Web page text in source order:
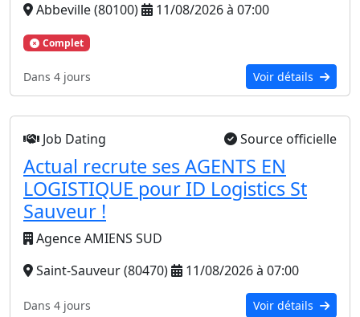
Abbeville (80100)
11/08/2026 à 07:00
Complet
Dans 4 jours Voir détails
Job Dating Source officielle
Actual recrute ses AGENTS EN
LOGISTIQUE pour ID Logistics St
Sauveur !
Agence AMIENS SUD
Saint-Sauveur (80470)
11/08/2026 à 07:00
Dans 4 jours Voir détails